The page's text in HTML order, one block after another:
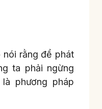
nói rằng để phát
ta phải ngừng
phương pháp